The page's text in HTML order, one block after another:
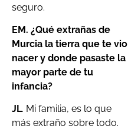
seguro.
EM. ¿Qué extrañas de
Murcia la tierra que te vio
nacer y donde pasaste la
mayor parte de tu
infancia?
JL. Mi familia, es lo que
más extraño sobre todo.